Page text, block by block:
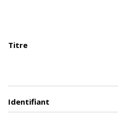
Titre
Identifiant